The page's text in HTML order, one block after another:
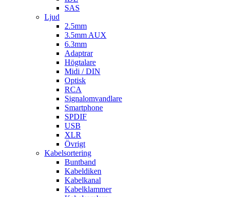
SAS
Ljud
2.5mm
3.5mm AUX
6.3mm
Adaptrar
Högtalare
Midi / DIN
Optisk
RCA
Signalomvandlare
Smartphone
SPDIF
USB
XLR
Övrigt
Kabelsortering
Buntband
Kabeldiken
Kabelkanal
Kabelklammer